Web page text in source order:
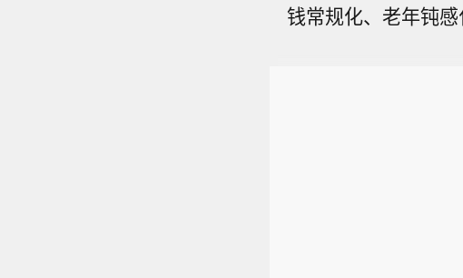
钱常规化、老年钝感